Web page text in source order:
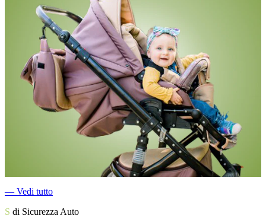
― Vedi tutto
S di Sicurezza Auto